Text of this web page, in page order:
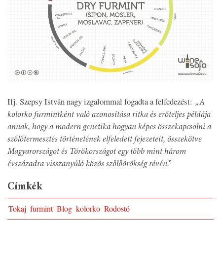
Ifj. Szepsy István nagy izgalommal fogadta a felfedezést: „A
kolorko furmintként való azonosítása ritka és erőteljes példája
annak, hogy a modern genetika hogyan képes összekapcsolni a
szőlőtermesztés történetének elfeledett fejezeteit, összekötve
Magyarországot és Törökországot egy több mint három
évszázadra visszanyúló közös szőlőörökség révén.”
Címkék
Tokaj furmint Blog kolorko Rodostó